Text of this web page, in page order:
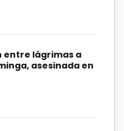
entre lágrimas a
asesinada en